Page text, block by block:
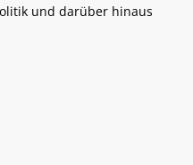
und darüber hinaus